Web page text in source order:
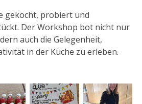
gekocht, probiert und
Der Workshop bot nicht nur
auch die Gelegenheit,
in der Küche zu erleben.